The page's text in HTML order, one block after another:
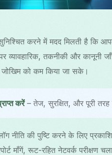
करने में मदद मिलती है कि
व्यावहारिक, तकनीकी और कानूनी
को कम किया जा सके।
करें– तेज, सुरक्षित, और पूरी तरह
की पुष्टि करने के लिए प्रकाशित
माँगें, रूट-रहित नेटवर्क परीक्षण